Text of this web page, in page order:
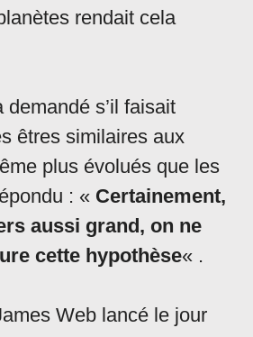
rendait cela
demandé s’il faisait
êtres similaires aux
plus évolués que les
: « Certainement,
aussi grand, on ne
cette hypothèse« .
Web lancé le jour